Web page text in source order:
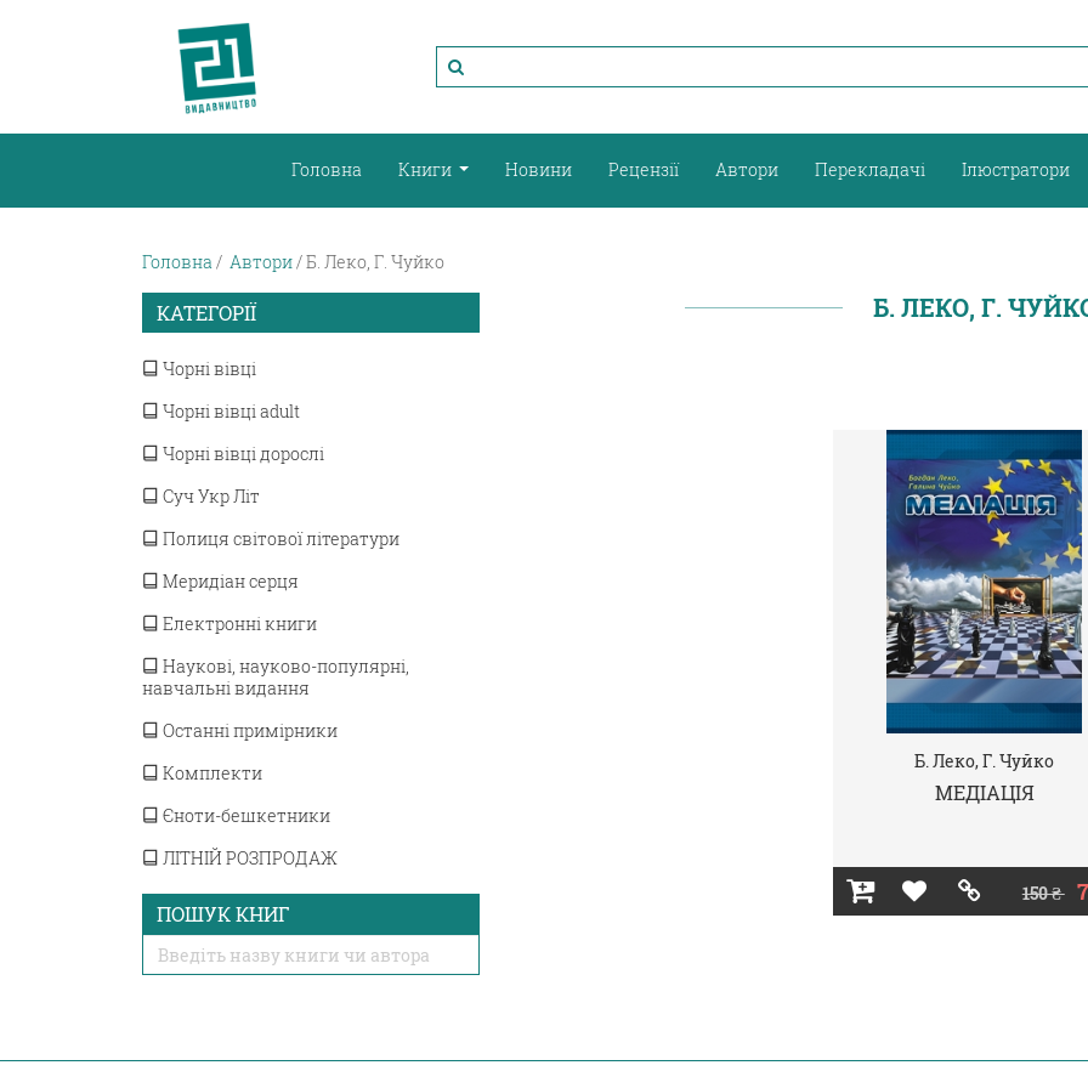
Головна Книги Новини Рецензії Автори Перекладачі Ілюстратори
Головна Автори Б. Леко, Г. Чуйко
КАТЕГОРІЇ
Чорні вівці
Чорні вівці adult
Чорні вівці дорослі
Суч Укр Літ
Полиця світової літератури
Меридіан серця
Електронні книги
Наукові, науково-популярні,
навчальні видання
Останні примірники
Комплекти
Єноти-бешкетники
ЛІТНІЙ РОЗПРОДАЖ
ПОШУК КНИГ
Б. ЛЕКО, Г.
Б. Леко, Г. Чуйко
МЕДІАЦІЯ
150 ₴